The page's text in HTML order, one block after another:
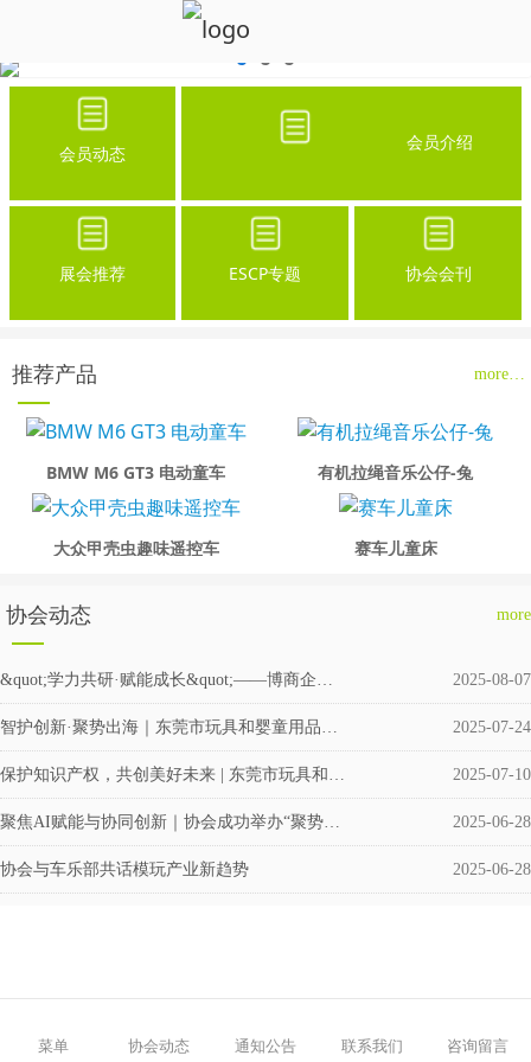
会员动态
会员介绍
展会推荐 ESCP专题 协会会刊
推荐产品 more…
BMW M6 GT3 电动童车 有机拉绳音乐公仔-兔
大众甲壳虫趣味遥控车 赛车儿童床
协会动态 more
&quot;学力共研·赋能成长&quot;——博商企业交流会圆满举行 2025-08-07
智护创新·聚势出海｜东莞市玩具和婴童用品企业涉外知识产权交流会成功举办 2025-07-24
保护知识产权，共创美好未来 | 东莞市玩具和婴童用品协会积极筹备成立维权援助工作站 2025-07-10
聚焦AI赋能与协同创新｜协会成功举办“聚势·共赢”企业交流活动 2025-06-28
协会与车乐部共话模玩产业新趋势 2025-06-28
菜单 协会动态 通知公告 联系我们 咨询留言